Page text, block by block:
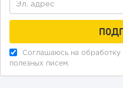
Соглашаюсь на обработку
полезных писем.